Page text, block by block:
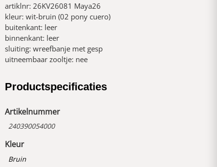
artiklnr: 26KV26081 Maya26
kleur: wit-bruin (02 pony cuero)
buitenkant: leer
binnenkant: leer
sluiting: wreefbanje met gesp
uitneembaar zooltje: nee
Productspecificaties
Artikelnummer
240390054000
Kleur
Bruin